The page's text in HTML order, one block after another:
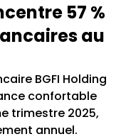
57 %
au
BGFI Holding
confortable
trimestre 2025,
annuel.